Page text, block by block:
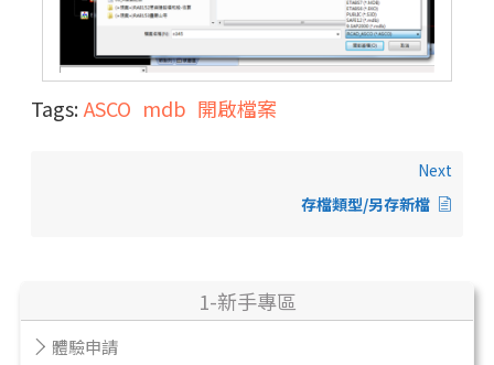
1-新手專區
體驗申請
Tags:ASCO mdb 開啟檔案
Next
存檔類型/另存新檔